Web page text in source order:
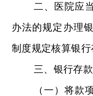
二、医院应
办法的规定办理
制度规定核算银行
三、银行存
（一）将款